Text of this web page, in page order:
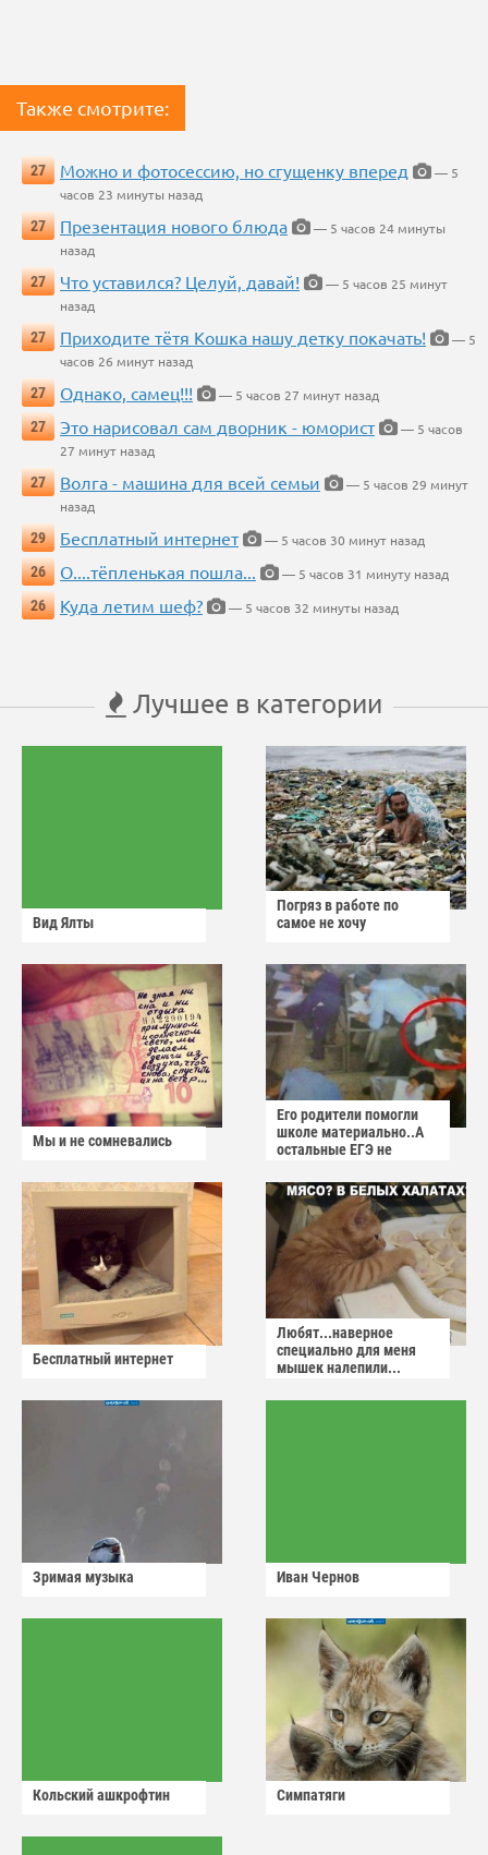
Также смотрите:
27 Можно и фотосессию, но сгущенку вперед
— 5
часов 23 минуты назад
27
Презентация нового блюда
— 5 часов 24 минуты
назад
27
Что уставился? Целуй, давай!
— 5 часов 25 минут
назад
27
Приходите тётя Кошка нашу детку покачать!
— 5
часов 26 минут назад
27
Однако, самец!!!
— 5 часов 27 минут назад
27
Это нарисовал сам дворник - юморист
— 5 часов
27 минут назад
27
Волга - машина для всей семьи
— 5 часов 29 минут
назад
29
Бесплатный интернет
— 5 часов 30 минут назад
26
О....тёпленькая пошла...
— 5 часов 31 минуту назад
26
Куда летим шеф? — 5 часов 32 минуты назад
Лучшее в категории
Вид Ялты
Погряз в работе по
самое не хочу
Мы и не сомневались
Его родители помогли
школе материально..А
остальные ЕГЭ не
Бесплатный интернет
Любят...наверное
специально для меня
мышек налепили...
Зримая музыка Иван Чернов
Кольский ашкрофтин Симпатяги